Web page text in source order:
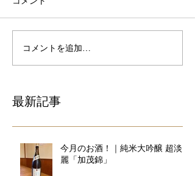
コメントを追加…
最新記事
今月のお酒！｜純米大吟醸 超淡
麗「加茂錦」